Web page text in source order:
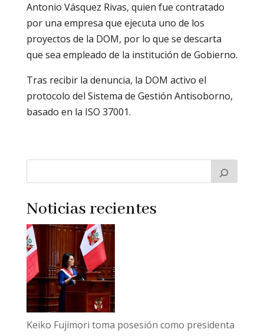
Antonio Vásquez Rivas, quien fue contratado
por una empresa que ejecuta uno de los
proyectos de la DOM, por lo que se descarta
que sea empleado de la institución de Gobierno.
Tras recibir la denuncia, la DOM activo el
protocolo del Sistema de Gestión Antisoborno,
basado en la ISO 37001.
Noticias recientes
Keiko Fujimori toma posesión como presidenta